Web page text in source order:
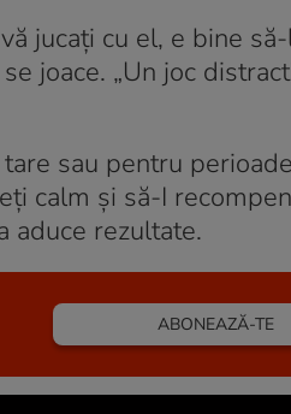
jucați cu el, e bine
joace. „Un joc
sau pentru
calm și să-I
aduce rezultate.
ABONEAZĂ-TE